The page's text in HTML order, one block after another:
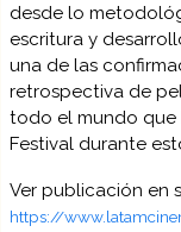
desde lo
escritura y
una de las
retrospectiva de
todo el mundo que
Festival durante
Ver publicación en
https://